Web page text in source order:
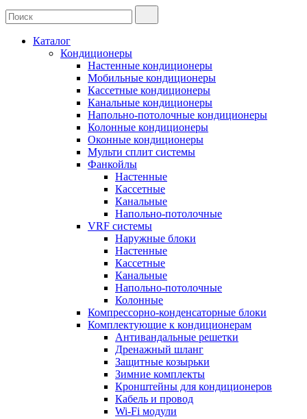
Каталог
Кондиционеры
Настенные кондиционеры
Мобильные кондиционеры
Кассетные кондиционеры
Канальные кондиционеры
Напольно-потолочные кондиционеры
Колонные кондиционеры
Оконные кондиционеры
Мульти сплит системы
Фанкойлы
Настенные
Кассетные
Канальные
Напольно-потолочные
VRF системы
Наружные блоки
Настенные
Кассетные
Канальные
Напольно-потолочные
Колонные
Компрессорно-конденсаторные блоки
Комплектующие к кондиционерам
Антивандальные решетки
Дренажный шланг
Защитные козырьки
Зимние комплекты
Кронштейны для кондиционеров
Кабель и провод
Wi-Fi модули